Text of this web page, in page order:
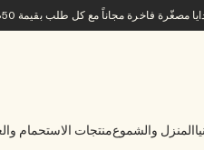
مجاناً مع كل طلب بقيمة 850 ريالاً سعودياً أو أكثر.
المنزل والشموعمنتجات الاستحمام